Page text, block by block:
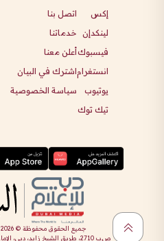
إكس
لينكدإن
فيسبوك
انستغرام
يوتيوب
تيك توك
اتصل بنا
خدماتنا
أعلن معنا
اشترك في البيان
سياسة الخصوصية
جميع الحقوق محفوظة ©2026
ص.ب 2710، طريق الشيخ زايد، دبي، الإمارات العربية المتحدة